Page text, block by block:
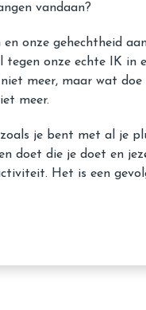
vandaan?
onze gehechtheid
tegen onze echte IK in
meer, maar wat
meer.
je bent met al je
doet die je doet en
Het is een